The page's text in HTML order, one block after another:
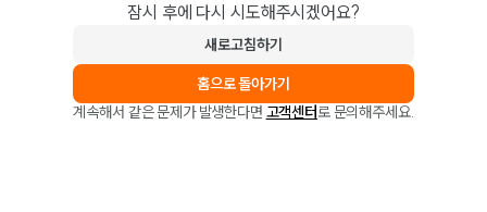
잠시 후에 다시 시도해주시겠어요?
새로고침하기
홈으로 돌아가기
계속해서 같은 문제가 발생한다면 고객센터로 문의해주세요.